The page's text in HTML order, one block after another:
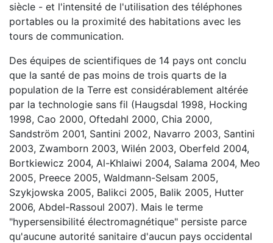
siècle - et l'intensité de l'utilisation des téléphones
portables ou la proximité des habitations avec les
tours de communication.
Des équipes de scientifiques de 14 pays ont conclu
que la santé de pas moins de trois quarts de la
population de la Terre est considérablement altérée
par la technologie sans fil (Haugsdal 1998, Hocking
1998, Cao 2000, Oftedahl 2000, Chia 2000,
Sandström 2001, Santini 2002, Navarro 2003, Santini
2003, Zwamborn 2003, Wilén 2003, Oberfeld 2004,
Bortkiewicz 2004, Al-Khlaiwi 2004, Salama 2004, Meo
2005, Preece 2005, Waldmann-Selsam 2005,
Szykjowska 2005, Balikci 2005, Balik 2005, Hutter
2006, Abdel-Rassoul 2007). Mais le terme
"hypersensibilité électromagnétique" persiste parce
qu'aucune autorité sanitaire d'aucun pays occidental